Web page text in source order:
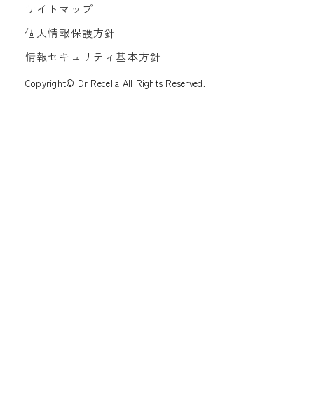
サイトマップ
個人情報保護方針
情報セキュリティ基本方針
Copyright© Dr Recella All Rights Reserved.